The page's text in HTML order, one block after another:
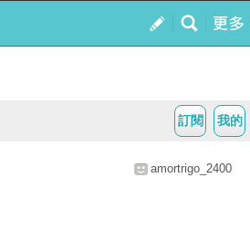
我的
訂閱
amortrigo_2400